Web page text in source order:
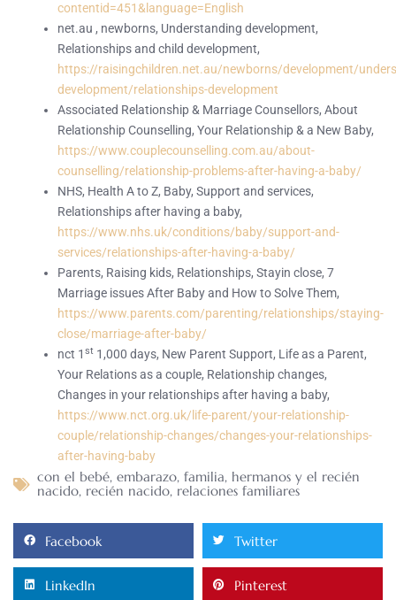
contentid=451&language=English
net.au , newborns, Understanding development,
Relationships and child development,
https://raisingchildren.net.au/newborns/development/
development/relationships-development
Associated Relationship & Marriage Counsellors, About
Relationship Counselling, Your Relationship & a New Baby,
https://www.couplecounselling.com.au/about-
counselling/relationship-problems-after-having-a-baby/
NHS, Health A to Z, Baby, Support and services,
Relationships after having a baby,
https://www.nhs.uk/conditions/baby/support-and-
services/relationships-after-having-a-baby/
Parents, Raising kids, Relationships, Stayin close, 7
Marriage issues After Baby and How to Solve Them,
https://www.parents.com/parenting/relationships/staying-
close/marriage-after-baby/
nct 1 st 1,000 days, New Parent Support, Life as a Parent,
Your Relations as a couple, Relationship changes,
Changes in your relationships after having a baby,
https://www.nct.org.uk/life-parent/your-relationship-
couple/relationship-changes/changes-your-relationships-
after-having-baby
con el bebé, embarazo, familia, hermanos y el recién
nacido, recién nacido, relaciones familiares
Facebook Twitter
LinkedIn Pinterest